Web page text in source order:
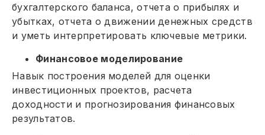
бухгалтерского баланса, отчета о прибылях и
убытках, отчета о движении денежных средств
и уметь интерпретировать ключевые метрики.
Финансовое моделирование
Навык построения моделей для оценки
инвестиционных проектов, расчета
доходности и прогнозирования финансовых
результатов.